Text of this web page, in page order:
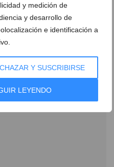
y medición de
y desarrollo de
e identificación a
Y SUSCRIBIRSE
LEYENDO